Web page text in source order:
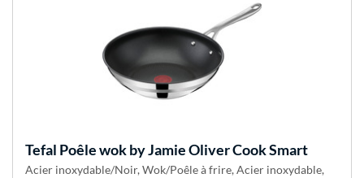
Tefal Poêle wok by Jamie Oliver Cook Smart
Acier inoxydable/Noir, Wok/Poêle à frire, Acier inoxydable,